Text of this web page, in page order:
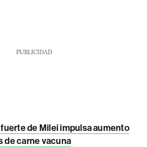
PUBLICIDAD
fuerte de Milei impulsa aumento
de carne vacuna